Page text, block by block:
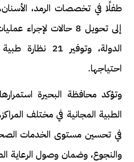
طفلًا في تخصصات الرمد،
إلى تحويل 8 حالات
الدولة، وتوفير
احتياجها.
وتؤكد محافظة البحيرة
الطبية المجانية في مختلف
في تحسين مستوى الخدمات
والنجوع، وضمان وصول الرعاية